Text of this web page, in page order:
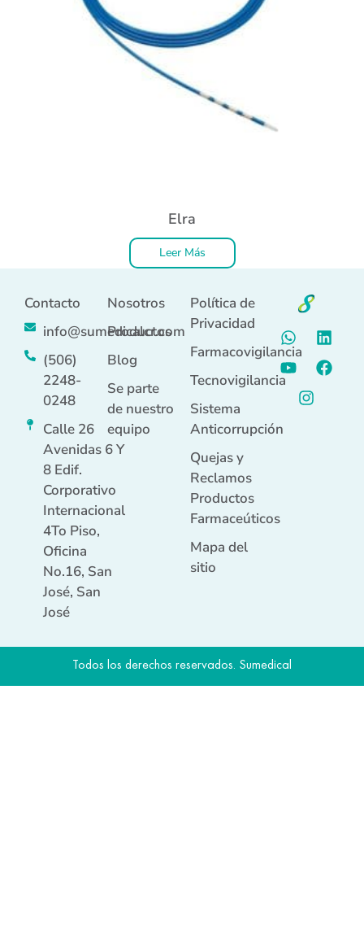
Elra
Leer Más
Contacto
info@sumedicalcr.com
(506)
2248-
0248
Calle 26
Avenidas 6 Y
8 Edif.
Corporativo
Internacional
4To Piso,
Oficina
No.16, San
José, San
José
Nosotros
Productos
Blog
Se parte
de nuestro
equipo
Política de
Privacidad
Farmacovigilancia
Tecnovigilancia
Sistema
Anticorrupción
Quejas y
Reclamos
Productos
Farmaceúticos
Mapa del
sitio
Todos los derechos reservados. Sumedical